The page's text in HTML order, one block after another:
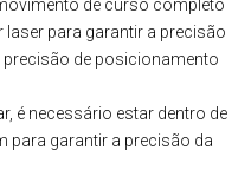
de curso completo
para garantir a precisão
precisão de posicionamento
é necessário estar dentro de
para garantir a precisão da